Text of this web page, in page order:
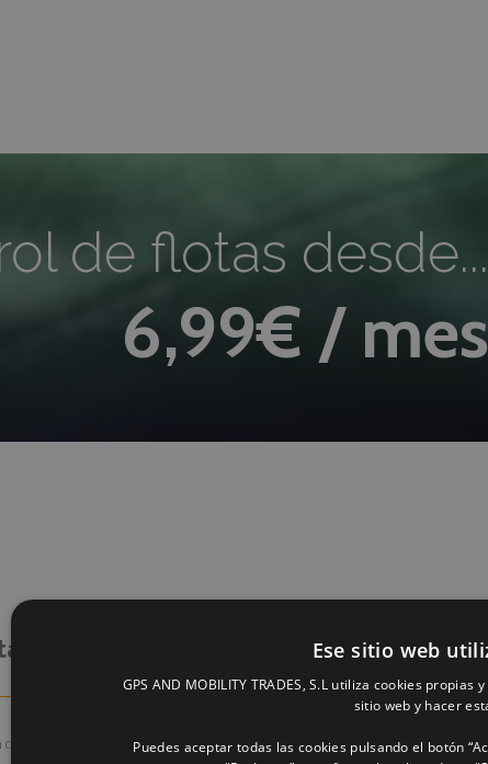
de flotas desde...
6,99€ / mes
de tarjeta de
CANBUS – FMS
Obtención de datos centralita
Ese sitio web
GPS AND MOBILITY TRADES, S.L utiliza cookies
sitio web y hacer
Puedes aceptar todas las cookies pulsando el botón